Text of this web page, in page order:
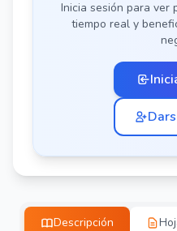
Inicia sesión para ver
tiempo real y
Descripción